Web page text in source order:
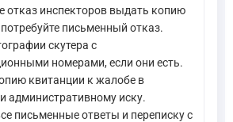
отказ инспекторов выдать копию
письменный отказ.
скутера с
номерами, если они есть.
квитанции к жалобе в
административному иску.
письменные ответы и переписку с